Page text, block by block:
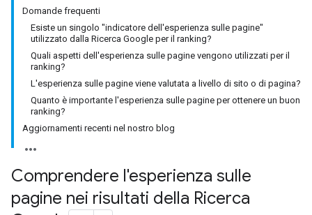
Domande frequenti
Esiste un singolo "indicatore dell'esperienza sulle pagine"
utilizzato dalla Ricerca Google per il ranking?
Quali aspetti dell'esperienza sulle pagine vengono utilizzati per il
ranking?
L'esperienza sulle pagine viene valutata a livello di sito o di pagina?
Quanto è importante l'esperienza sulle pagine per ottenere un buon
ranking?
Aggiornamenti recenti nel nostro blog
Comprendere l'esperienza sulle
pagine nei risultati della Ricerca